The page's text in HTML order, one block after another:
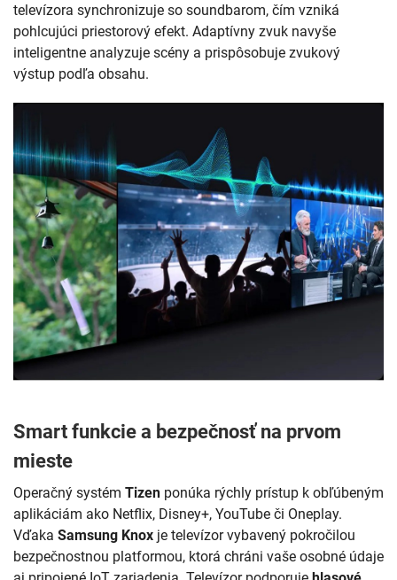
televízora synchronizuje so soundbarom, čím vzniká
pohlcujúci priestorový efekt. Adaptívny zvuk navyše
inteligentne analyzuje scény a prispôsobuje zvukový
výstup podľa obsahu.
Smart funkcie a bezpečnosť na prvom
mieste
Operačný systém Tizen ponúka rýchly prístup k obľúbeným
aplikáciám ako Netflix, Disney+, YouTube či Oneplay.
Vďaka Samsung Knox je televízor vybavený pokročilou
bezpečnostnou platformou, ktorá chráni vaše osobné údaje